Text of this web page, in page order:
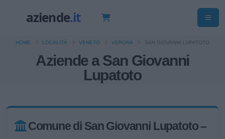
Aziende a San Giovanni
Lupatoto
HOME LOCALITÀ VENETO VERONA SAN GIOVANNI LUPATOTO
Comune di San Giovanni Lupatoto –